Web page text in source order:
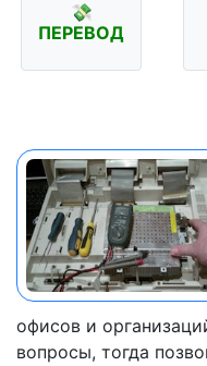
💸
ПЕРЕВОД
офисов и
вопросы, тогда